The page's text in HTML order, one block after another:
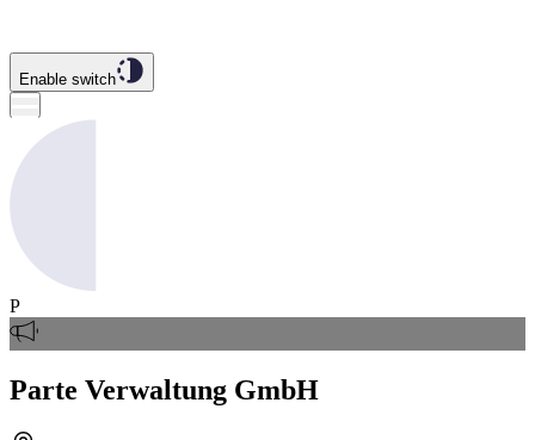
Enable switch
P
Parte Verwaltung GmbH